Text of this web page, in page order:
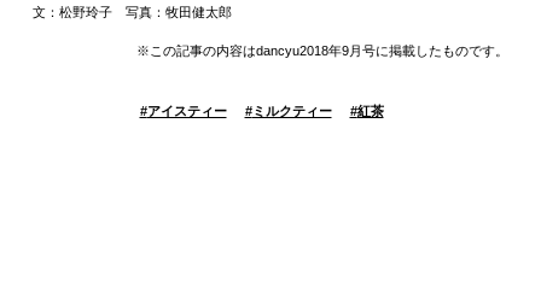
文：松野玲子 写真：牧田健太郎
※この記事の内容はdancyu2018年9月号に掲載したものです。
#アイスティー #ミルクティー #紅茶